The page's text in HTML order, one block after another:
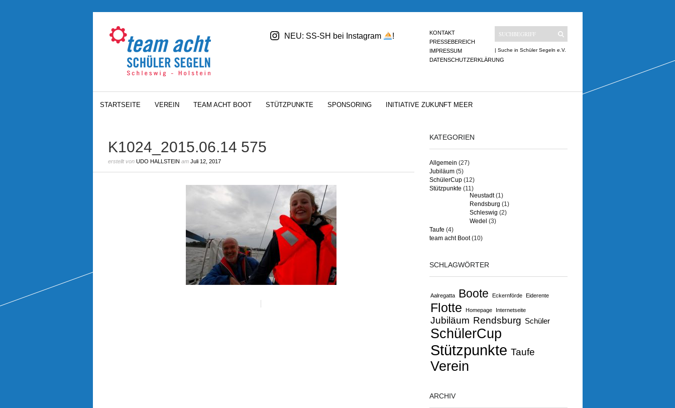
NEU: SS-SH bei Instagram !
| Suche in Schüler Segeln e.V.
KONTAKT
PRESSEBEREICH
IMPRESSUM
DATENSCHUTZERKLÄRUNG
STARTSEITE VEREIN TEAM ACHT BOOT STÜTZPUNKTE SPONSORING INITIATIVE ZUKUNFT MEER
K1024_2015.06.14 575
erstellt von UDO HALLSTEIN am Juli 12, 2017
KATEGORIEN
Allgemein (27)
Jubiläum(5)
SchülerCup(12)
Stützpunkte (11)
Neustadt(1)
Rendsburg (1)
Schleswig (2)
Wedel (3)
Taufe (4)
team acht Boot(10)
SCHLAGWÖRTER
Aalregatta Boote Eckernförde Eiderente
Flotte Homepage Internetseite
Jubiläum Rendsburg Schüler
SchülerCup
Stützpunkte Taufe
Verein
ARCHIV